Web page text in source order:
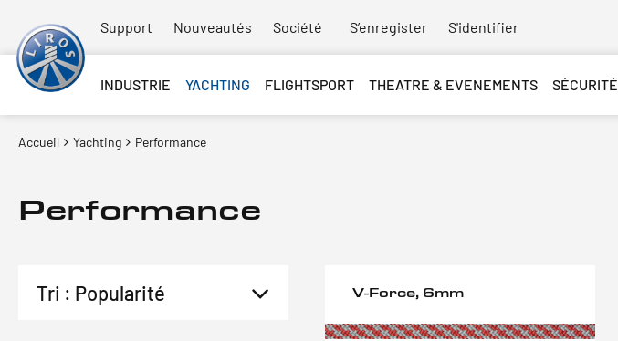
Support Nouveautés Société S’enregister S'identifier
INDUSTRIE YACHTING FLIGHTSPORT THEATRE & EVENEMENTS SÉCURITÉ
Accueil Yachting Performance
Performance
V-Force, 6mm